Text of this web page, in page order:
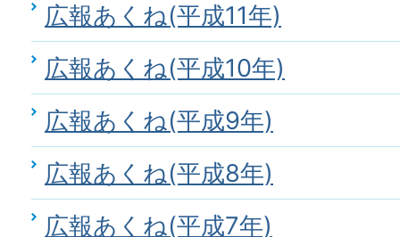
広報あくね(平成11年)
広報あくね(平成10年)
広報あくね(平成9年)
広報あくね(平成8年)
広報あくね(平成7年)